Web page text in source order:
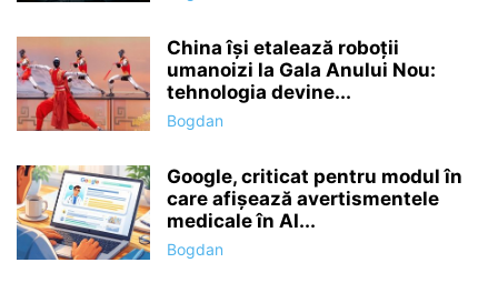
China își etalează roboții
umanoizi la Gala Anului Nou:
tehnologia devine...
Bogdan
Google, criticat pentru modul în
care afișează avertismentele
medicale în AI...
Bogdan